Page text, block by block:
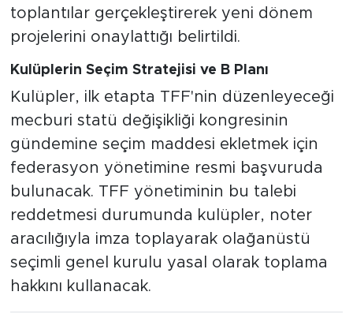
toplantılar gerçekleştirerek yeni dönem
projelerini onaylattığı belirtildi.
Kulüplerin Seçim Stratejisi ve B Planı
Kulüpler, ilk etapta TFF'nin düzenleyeceği
mecburi statü değişikliği kongresinin
gündemine seçim maddesi ekletmek için
federasyon yönetimine resmi başvuruda
bulunacak. TFF yönetiminin bu talebi
reddetmesi durumunda kulüpler, noter
aracılığıyla imza toplayarak olağanüstü
seçimli genel kurulu yasal olarak toplama
hakkını kullanacak.